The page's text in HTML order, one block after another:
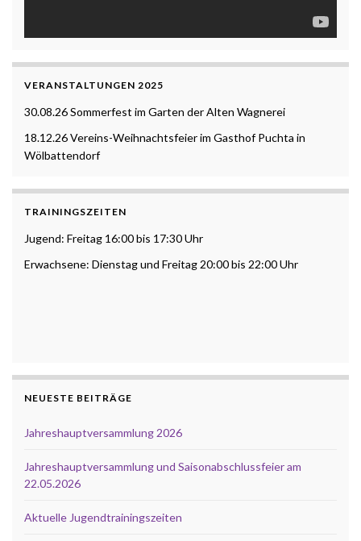
VERANSTALTUNGEN 2025
30.08.26 Sommerfest im Garten der Alten Wagnerei
18.12.26 Vereins-Weihnachtsfeier im Gasthof Puchta in
Wölbattendorf
TRAININGSZEITEN
Jugend: Freitag 16:00 bis 17:30 Uhr
Erwachsene: Dienstag und Freitag 20:00 bis 22:00 Uhr
NEUESTE BEITRÄGE
Jahreshauptversammlung 2026
Jahreshauptversammlung und Saisonabschlussfeier am
22.05.2026
Aktuelle Jugendtrainingszeiten